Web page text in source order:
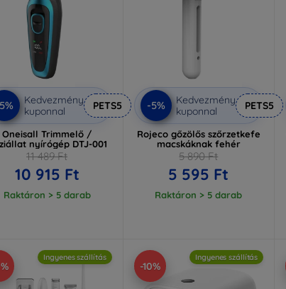
Kedvezmény
kuponnal
PETS5
Oneisall Trimmelő /
nyírógép DTJ-001
11 489 Ft
10 915 Ft
Raktáron > 5 darab
-5%
Kedvezmény
kuponnal
PETS5
Rojeco gőzölős szőrzetkefe
macskáknak fehér
5 890 Ft
5 595 Ft
Raktáron > 5 darab
Ingyenes szállítás
-10%
Ingyenes szállítás